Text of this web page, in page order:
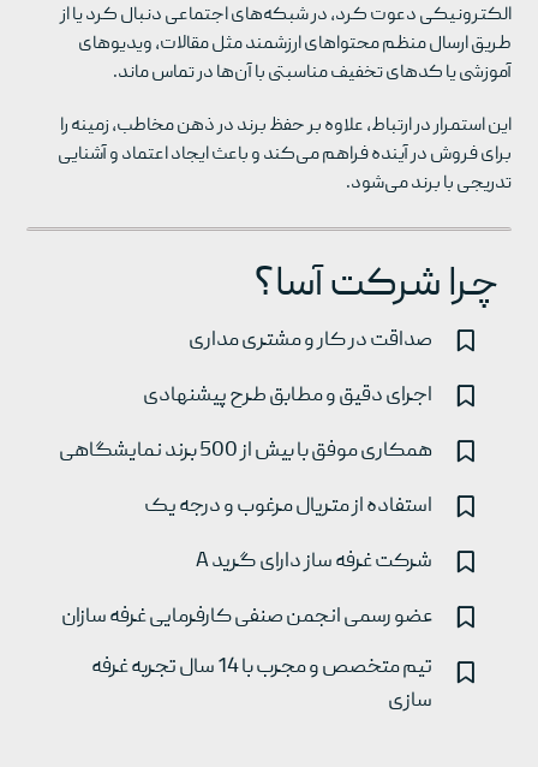
الکترونیکی دعوت کرد، در شبکه‌های اجتماعی دنبال کرد یا از
طریق ارسال منظم محتواهای ارزشمند مثل مقالات، ویدیوهای
آموزشی یا کدهای تخفیف مناسبتی با آن‌ها در تماس ماند.
این استمرار در ارتباط، علاوه بر حفظ برند در ذهن مخاطب، زمینه‌ را
برای فروش در آینده فراهم می‌کند و باعث ایجاد اعتماد و آشنایی
تدریجی با برند می‌شود.
چرا شرکت آسا؟
صداقت در کار و مشتری مداری
اجرای دقیق و مطابق طرح پیشنهادی
همکاری موفق با بیش از 500 برند نمایشگاهی
استفاده از متریال مرغوب و درجه یک
شرکت غرفه ساز دارای گرید A
عضو رسمی انجمن صنفی کارفرمایی غرفه سازان
تیم متخصص و مجرب با 14 سال تجربه غرفه
سازی